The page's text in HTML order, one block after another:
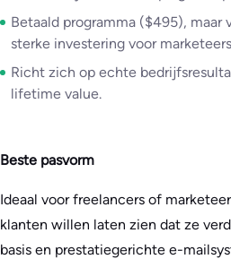
Betaald programma ($495), maar
sterke investering voor
Richt zich op echte
lifetime value.
Beste pasvorm
Ideaal voor freelancers of
klanten willen laten zien dat ze
basis en prestatiegerichte e-